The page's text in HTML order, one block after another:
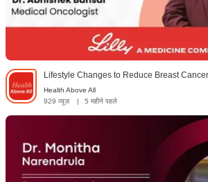
Lifestyle Changes to Reduce Breast
Health Above All
929 व्यूज़
| 5 महीने पहले